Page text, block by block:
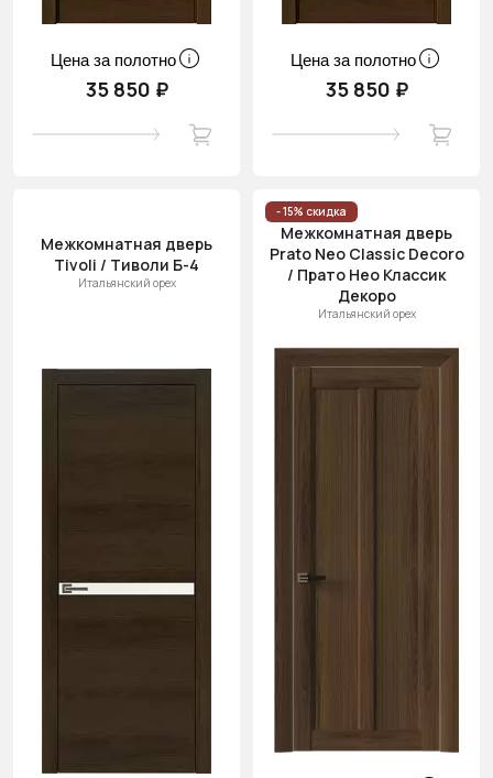
Цена за полотно
35 850 ₽
Цена за полотно
35 850 ₽
Межкомнатная дверь
Tivoli / Тиволи Б-4
Итальянский орех
- 15% скидка
Межкомнатная дверь
Prato Neo Classic Decoro
/ Прато Нео Классик
Декоро
Итальянский орех